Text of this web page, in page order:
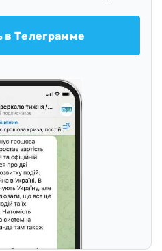
в Телеграмме